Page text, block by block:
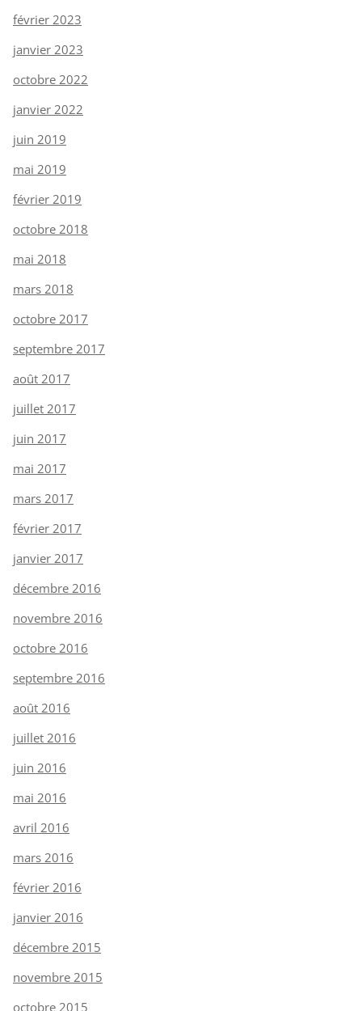
février 2023
janvier 2023
octobre 2022
janvier 2022
juin 2019
mai 2019
février 2019
octobre 2018
mai 2018
mars 2018
octobre 2017
septembre 2017
août 2017
juillet 2017
juin 2017
mai 2017
mars 2017
février 2017
janvier 2017
décembre 2016
novembre 2016
octobre 2016
septembre 2016
août 2016
juillet 2016
juin 2016
mai 2016
avril 2016
mars 2016
février 2016
janvier 2016
décembre 2015
novembre 2015
octobre 2015